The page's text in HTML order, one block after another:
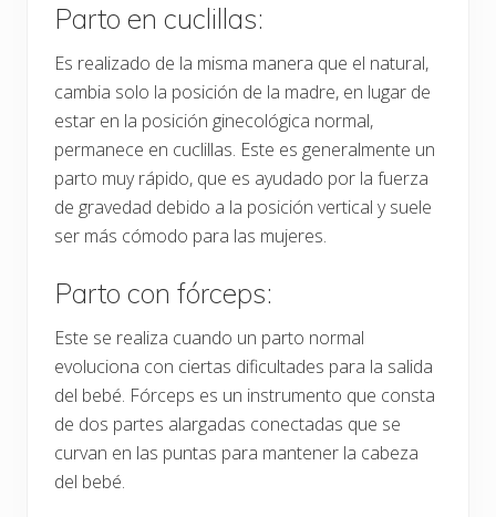
Parto en cuclillas:
Es realizado de la misma manera que el natural,
cambia solo la posición de la madre, en lugar de
estar en la posición ginecológica normal,
permanece en cuclillas. Este es generalmente un
parto muy rápido, que es ayudado por la fuerza
de gravedad debido a la posición vertical y suele
ser más cómodo para las mujeres.
Parto con fórceps:
Este se realiza cuando un parto normal
evoluciona con ciertas dificultades para la salida
del bebé. Fórceps es un instrumento que consta
de dos partes alargadas conectadas que se
curvan en las puntas para mantener la cabeza
del bebé.